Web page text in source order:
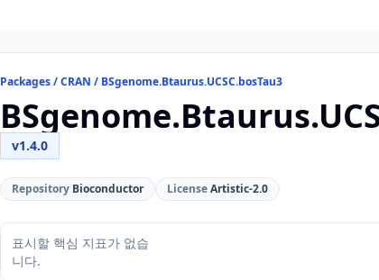
Packages / CRAN / BSgenome.Btaurus.UCSC.bosTau3
v1.4.0
Repository Bioconductor LicenseArtistic-2.0
표시할 핵심 지표가 없습
니다.